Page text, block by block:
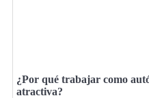
¿Por qué trabajar como
atractiva?